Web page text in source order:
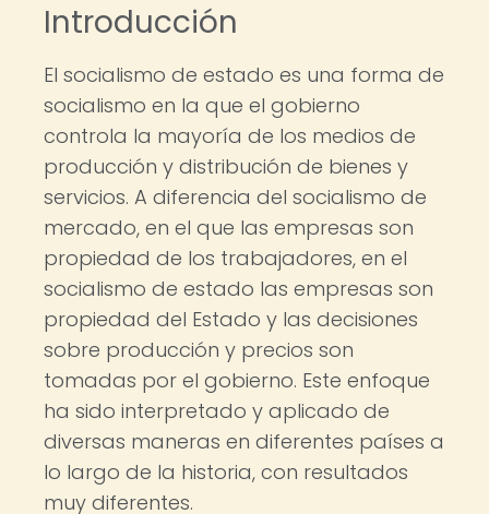
Introducción
El socialismo de estado es una forma de
socialismo en la que el gobierno
controla la mayoría de los medios de
producción y distribución de bienes y
servicios. A diferencia del socialismo de
mercado, en el que las empresas son
propiedad de los trabajadores, en el
socialismo de estado las empresas son
propiedad del Estado y las decisiones
sobre producción y precios son
tomadas por el gobierno. Este enfoque
ha sido interpretado y aplicado de
diversas maneras en diferentes países a
lo largo de la historia, con resultados
muy diferentes.